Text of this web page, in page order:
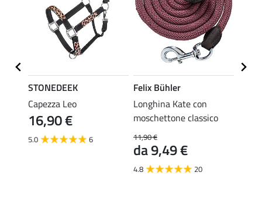
STONEDEEK
Capezza Leo
16,90 €
5.0 6
Felix Bühler
Longhina Kate con
moschettone classico
11,90 €
da 9,49 €
4.8 20